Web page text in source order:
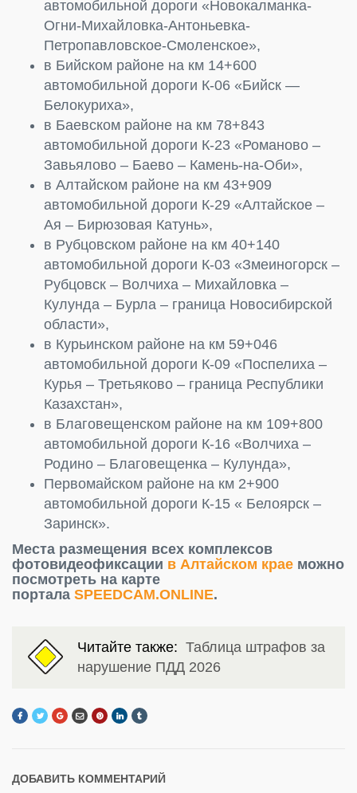
автомобильной дороги «Новокалманка-
Огни-Михайловка-Антоньевка-
Петропавловское-Смоленское»,
в Бийском районе на км 14+600
автомобильной дороги К-06 «Бийск —
Белокуриха»,
в Баевском районе на км 78+843
автомобильной дороги К-23 «Романово –
Завьялово – Баево – Камень-на-Оби»,
в Алтайском районе на км 43+909
автомобильной дороги К-29 «Алтайское –
Ая – Бирюзовая Катунь»,
в Рубцовском районе на км 40+140
автомобильной дороги К-03 «Змеиногорск –
Рубцовск – Волчиха – Михайловка –
Кулунда – Бурла – граница Новосибирской
области»,
в Курьинском районе на км 59+046
автомобильной дороги К-09 «Поспелиха –
Курья – Третьяково – граница Республики
Казахстан»,
в Благовещенском районе на км 109+800
автомобильной дороги К-16 «Волчиха –
Родино – Благовещенка – Кулунда»,
Первомайском районе на км 2+900
автомобильной дороги К-15 « Белоярск –
Заринск».
Места размещения всех комплексов
фотовидеофиксации в Алтайском крае можно
посмотреть на карте
портала SPEEDCAM.ONLINE.
Читайте также: Таблица штрафов за
нарушение ПДД 2026
ДОБАВИТЬ КОММЕНТАРИЙ